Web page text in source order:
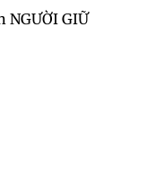
NGƯỜI GIỮ